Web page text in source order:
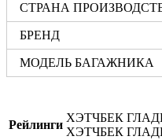
СТРАНА
БРЕНД
МОДЕЛЬ БАГАЖНИКА
Рейлинги
ХЭТЧБЕК
ХЭТЧБЕК